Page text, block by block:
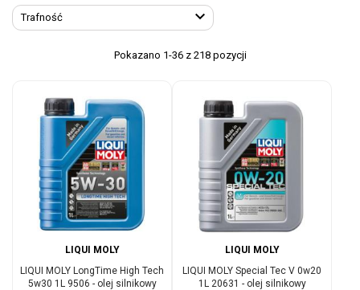
Trafność 
Pokazano 1-36 z 218 pozycji
LIQUI MOLY
LIQUI MOLY LongTime High Tech
5w30 1L 9506 - olej silnikowy
LIQUI MOLY
LIQUI MOLY Special Tec V 0w20
1L 20631 - olej silnikowy